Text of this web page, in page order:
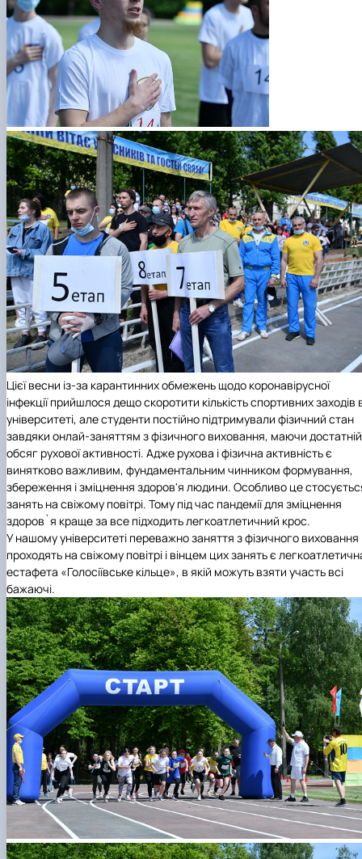
Цієї весни із-за карантинних обмежень щодо коронавірусної
інфекції прийшлося дещо скоротити кількість спортивних заходів
університеті, але студенти постійно підтримували фізичний стан
завдяки онлай-заняттям з фізичного виховання, маючи достатній
обсяг рухової активності. Адже рухова і фізична активність є
винятково важливим, фундаментальним чинником формування,
збереження і зміцнення здоров'я людини. Особливо це
занять на свіжому повітрі. Тому під час пандемії для зміцнення
здоров`я краще за все підходить легкоатлетичний крос.
У нашому університеті переважно заняття з фізичного виховання
проходять на свіжому повітрі і вінцем цих занять є
естафета «Голосіївське кільце», в якій можуть взяти участь всі
бажаючі.